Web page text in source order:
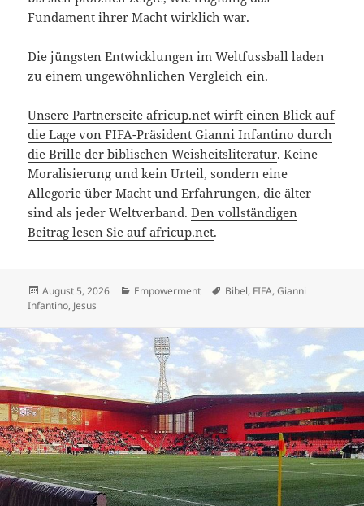
Fundament ihrer Macht wirklich war.
Die jüngsten Entwicklungen im Weltfussball laden
zu einem ungewöhnlichen Vergleich ein.
Unsere Partnerseite africup.net wirft einen Blick auf
die Lage von FIFA-Präsident Gianni Infantino durch
die Brille der biblischen Weisheitsliteratur. Keine
Moralisierung und kein Urteil, sondern eine
Allegorie über Macht und Erfahrungen, die älter
sind als jeder Weltverband.Den vollständigen
Beitrag lesen Sie auf africup.net.
Veröffentlicht
am
August 5, 2026 Kategorien
Empowerment Schlagwörter
Bibel, FIFA,Gianni
Infantino, Jesus